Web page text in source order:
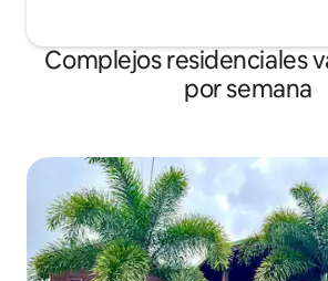
Complejos residenciales
por semana